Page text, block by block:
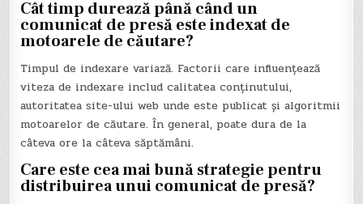
Cât timp durează până când un
comunicat de presă este indexat de
motoarele de căutare?
Timpul de indexare variază. Factorii care influențează
viteza de indexare includ calitatea conținutului,
autoritatea site-ului web unde este publicat și algoritmii
motoarelor de căutare. În general, poate dura de la
câteva ore la câteva săptămâni.
Care este cea mai bună strategie pentru
distribuirea unui comunicat de presă?